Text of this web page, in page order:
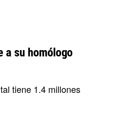
a su homólogo
tiene 1.4 millones